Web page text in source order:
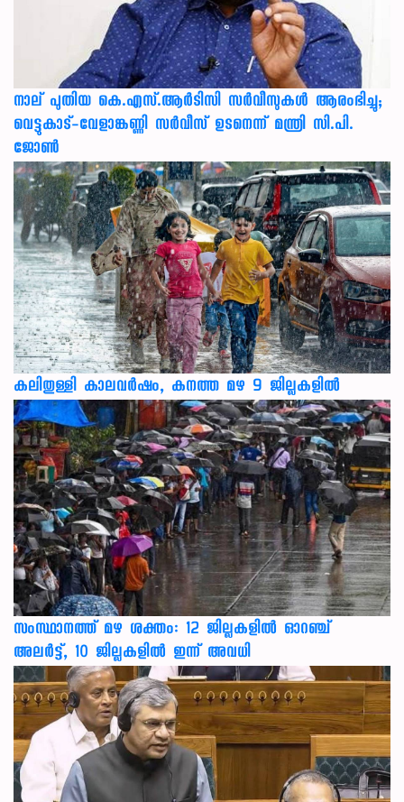
നാല് പുതിയ കെ.എസ്.ആർടിസി സർവീസുകൾ ആരംഭിച്ചു;
വെട്ടുകാട്-വേളാങ്കണ്ണി സർവീസ് ഉടനെന്ന് മന്ത്രി സി.പി.
ജോൺ
കലിതുള്ളി കാലവർഷം, കനത്ത മഴ 9 ജില്ലകളിൽ
സംസ്ഥാനത്ത് മഴ ശക്തം: 12 ജില്ലകളിൽ ഓറഞ്ച്
അലർട്ട്, 10 ജില്ലകളിൽ ഇന്ന് അവധി